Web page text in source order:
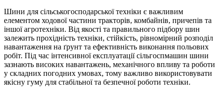
Шини для сільськогосподарської техніки є важливим
елементом ходової частини тракторів, комбайнів, причепів та
іншої агротехніки. Від якості та правильного підбору шин
залежить прохідність техніки, стійкість, рівномірний розподіл
навантаження на ґрунт та ефективність виконання польових
робіт. Під час інтенсивної експлуатації сільгоспмашин шини
зазнають високих навантажень, механічного впливу та роботи
у складних погодних умовах, тому важливо використовувати
якісну гуму для стабільної та безпечної роботи техніки.